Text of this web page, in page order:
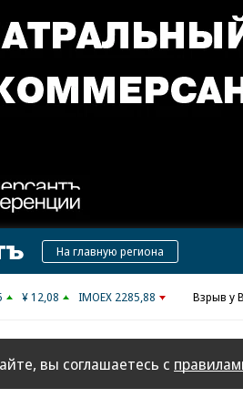
КоммерсантъНа главную региона
¥ 12,08 IMOEX 2285,88 Взрыв у
вы соглашаетесь с